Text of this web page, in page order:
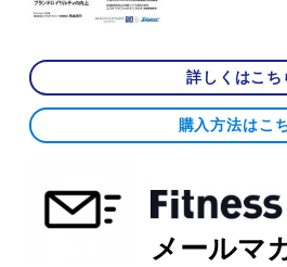
詳しくはこち
購入方法はこ
メールマ